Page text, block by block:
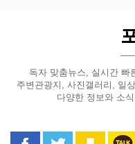
독자 맞춤뉴스, 실시간 빠
주변관광지, 사진갤러리, 일
다양한 정보와 소
페이스북으로 공유
트위터로 공유
카카